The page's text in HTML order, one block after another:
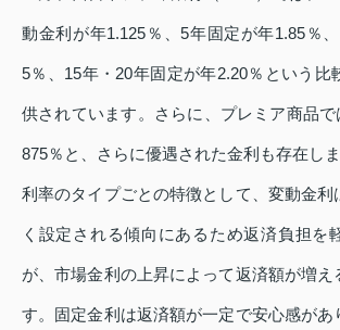
動金利が年1.125％、5年固定が年1.85％
5％、15年・20年固定が年2.20％という比
供されています。さらに、プレミア商品
875％と、さらに優遇された金利も存在しま
利率のタイプごとの特徴として、変動金利
く設定される傾向にあるため返済負担を
が、市場金利の上昇によって返済額が増え
す。固定金利は返済額が一定で安心感があ